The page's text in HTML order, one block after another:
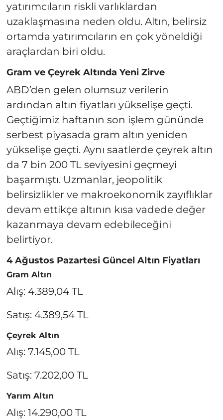
yatırımcıların riskli varlıklardan
uzaklaşmasına neden oldu. Altın, belirsiz
ortamda yatırımcıların en çok yöneldiği
araçlardan biri oldu.
Gram ve Çeyrek Altında Yeni Zirve
ABD’den gelen olumsuz verilerin
ardından altın fiyatları yükselişe geçti.
Geçtiğimiz haftanın son işlem gününde
serbest piyasada gram altın yeniden
yükselişe geçti. Aynı saatlerde çeyrek altın
da 7 bin 200 TL seviyesini geçmeyi
başarmıştı. Uzmanlar, jeopolitik
belirsizlikler ve makroekonomik zayıflıklar
devam ettikçe altının kısa vadede değer
kazanmaya devam edebileceğini
belirtiyor.
4 Ağustos Pazartesi Güncel Altın Fiyatları
Gram Altın
Alış: 4.389,04 TL
Satış: 4.389,54 TL
Çeyrek Altın
Alış: 7.145,00 TL
Satış: 7.202,00 TL
Yarım Altın
Alış: 14.290,00 TL